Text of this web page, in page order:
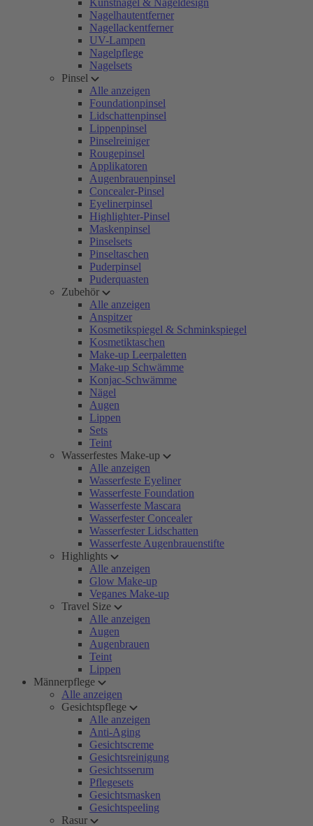
Kunstnägel & Nageldesign
Nagelhautentferner
Nagellackentferner
UV-Lampen
Nagelpflege
Nagelsets
Pinsel
Alle anzeigen
Foundationpinsel
Lidschattenpinsel
Lippenpinsel
Pinselreiniger
Rougepinsel
Applikatoren
Augenbrauenpinsel
Concealer-Pinsel
Eyelinerpinsel
Highlighter-Pinsel
Maskenpinsel
Pinselsets
Pinseltaschen
Puderpinsel
Puderquasten
Zubehör
Alle anzeigen
Anspitzer
Kosmetikspiegel & Schminkspiegel
Kosmetiktaschen
Make-up Leerpaletten
Make-up Schwämme
Konjac-Schwämme
Nägel
Augen
Lippen
Sets
Teint
Wasserfestes Make-up
Alle anzeigen
Wasserfeste Eyeliner
Wasserfeste Foundation
Wasserfeste Mascara
Wasserfester Concealer
Wasserfester Lidschatten
Wasserfeste Augenbrauenstifte
Highlights
Alle anzeigen
Glow Make-up
Veganes Make-up
Travel Size
Alle anzeigen
Augen
Augenbrauen
Teint
Lippen
Männerpflege
Alle anzeigen
Gesichtspflege
Alle anzeigen
Anti-Aging
Gesichtscreme
Gesichtsreinigung
Gesichtsserum
Pflegesets
Gesichtsmasken
Gesichtspeeling
Rasur